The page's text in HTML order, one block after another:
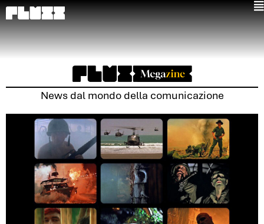
Vai
al
contenuto
News dal mondo della comunicazione